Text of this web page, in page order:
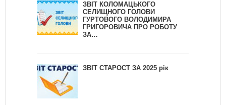
ЗВІТ КОЛОМАЦЬКОГО
СЕЛИЩНОГО ГОЛОВИ
ГУРТОВОГО ВОЛОДИМИРА
ГРИГОРОВИЧА ПРО РОБОТУ
ЗА…
ЗВІТ СТАРОСТ ЗА 2025 рік